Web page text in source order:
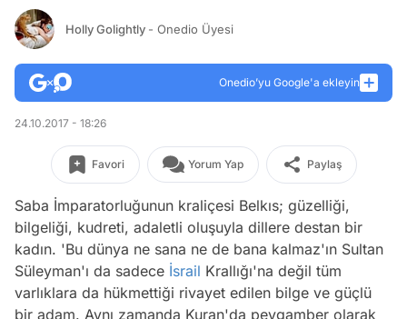
Holly Golightly - Onedio Üyesi
Onedio’yu Google'a ekleyin
24.10.2017 - 18:26
Favori Yorum Yap Paylaş
Saba İmparatorluğunun kraliçesi Belkıs; güzelliği,
bilgeliği, kudreti, adaletli oluşuyla dillere destan bir
kadın. 'Bu dünya ne sana ne de bana kalmaz'ın Sultan
Süleyman'ı da sadece İsrail Krallığı'na değil tüm
varlıklara da hükmettiği rivayet edilen bilge ve güçlü
bir adam. Aynı zamanda Kuran'da peygamber olarak